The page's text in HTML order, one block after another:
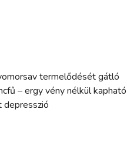
termelődését gátló
– ergy vény nélkül kapható
depresszió